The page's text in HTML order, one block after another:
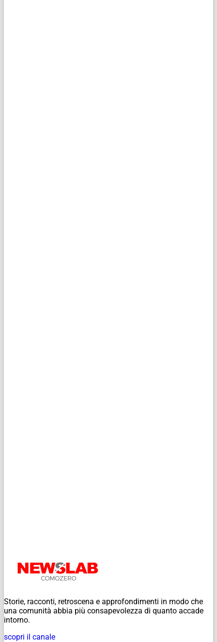
Storie, racconti, retroscena e approfondimenti in modo che
una comunità abbia più consapevolezza di quanto accade
intorno.
scopri il canale